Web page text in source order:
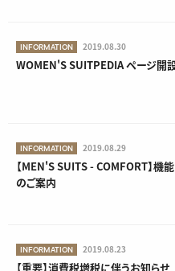
INFORMATION 2019.08.30
WOMEN'S SUITPEDIA ページ開
INFORMATION 2019.08.29
【MEN'S SUITS - COMFORT】機
のご案内
INFORMATION 2019.08.23
【重要】消費税増税に伴うお知らせ